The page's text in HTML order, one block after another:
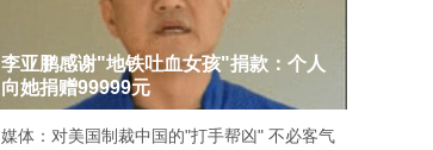
李亚鹏感谢"地铁吐血女孩"捐款：个人
向她捐赠99999元
媒体：对美国制裁中国的"打手帮凶" 不必客气